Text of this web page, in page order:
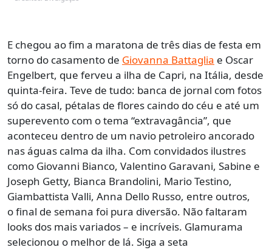
E chegou ao fim a maratona de três dias de festa em
torno do casamento de Giovanna Battaglia e Oscar
Engelbert, que ferveu a ilha de Capri, na Itália, desde
quinta-feira. Teve de tudo: banca de jornal com fotos
só do casal, pétalas de flores caindo do céu e até um
superevento com o tema “extravagância”, que
aconteceu dentro de um navio petroleiro ancorado
nas águas calma da ilha. Com convidados ilustres
como Giovanni Bianco, Valentino Garavani, Sabine e
Joseph Getty, Bianca Brandolini, Mario Testino,
Giambattista Valli, Anna Dello Russo, entre outros,
o final de semana foi pura diversão. Não faltaram
looks dos mais variados – e incríveis. Glamurama
selecionou o melhor de lá. Siga a seta